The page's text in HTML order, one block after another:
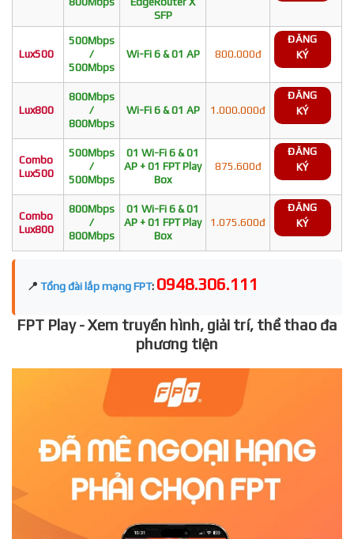
SFP
Lux500
500Mbps
/
500Mbps
Wi-Fi 6 & 01 AP 800.000đ
ĐĂNG
KÝ
Lux800
800Mbps
/
800Mbps
Wi-Fi 6 & 01 AP 1.000.000đ
ĐĂNG
KÝ
Combo
Lux500
500Mbps
/
500Mbps
01 Wi-Fi 6 & 01
AP + 01 FPT Play
Box
875.600đ
ĐĂNG
KÝ
Combo
Lux800
800Mbps
/
800Mbps
01 Wi-Fi 6 & 01
AP + 01 FPT Play
Box
1.075.600đ
ĐĂNG
KÝ
📍 Tổng đài lắp mạng FPT: 0948.306.111
FPT Play - Xem truyền hình, giải trí, thể thao đa
phương tiện